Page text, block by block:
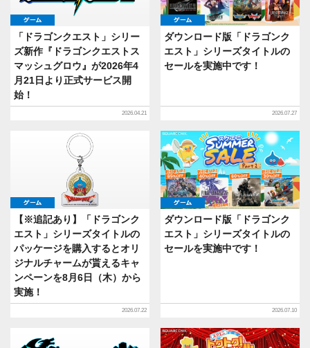
「ドラゴンクエスト」シリー
ズ新作『ドラゴンクエストス
マッシュグロウ』が2026年4
月21日より正式サービス開
始！
2026.04.21
ゲーム
ダウンロード版「ドラゴンク
エスト」シリーズタイトルの
セールを実施中です！
2026.07.27
ゲーム
【※追記あり】「ドラゴンク
エスト」シリーズタイトルの
パッケージを購入するとオリ
ジナルチャームが貰えるキャ
ンペーンを8月6日（木）から
実施！
2026.07.22
ゲーム
ダウンロード版「ドラゴンク
エスト」シリーズタイトルの
セールを実施中です！
2026.07.10